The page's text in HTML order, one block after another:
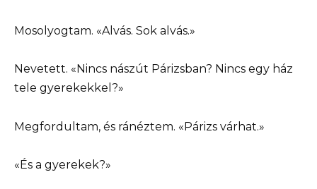
Mosolyogtam. «Alvás. Sok alvás.»
Nevetett. «Nincs nászút Párizsban? Nincs egy ház
tele gyerekekkel?»
Megfordultam, és ránéztem. «Párizs várhat.»
«És a gyerekek?»